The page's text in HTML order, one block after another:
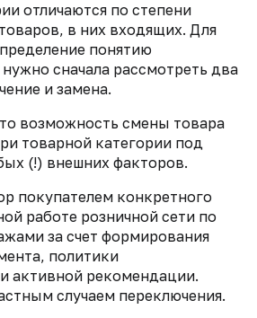
отличаются по степени
в них входящих. Для
понятию
сначала рассмотреть два
и замена.
возможность смены товара
товарной категории под
(!) внешних факторов.
покупателем конкретного
работе розничной сети по
за счет формирования
политики
активной рекомендации.
случаем переключения.